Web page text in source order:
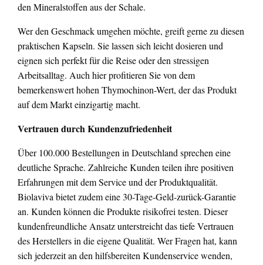
den Mineralstoffen aus der Schale.
Wer den Geschmack umgehen möchte, greift gerne zu diesen
praktischen Kapseln. Sie lassen sich leicht dosieren und
eignen sich perfekt für die Reise oder den stressigen
Arbeitsalltag. Auch hier profitieren Sie von dem
bemerkenswert hohen Thymochinon-Wert, der das Produkt
auf dem Markt einzigartig macht.
Vertrauen durch Kundenzufriedenheit
Über 100.000 Bestellungen in Deutschland sprechen eine
deutliche Sprache. Zahlreiche Kunden teilen ihre positiven
Erfahrungen mit dem Service und der Produktqualität.
Biolaviva bietet zudem eine 30-Tage-Geld-zurück-Garantie
an. Kunden können die Produkte risikofrei testen. Dieser
kundenfreundliche Ansatz unterstreicht das tiefe Vertrauen
des Herstellers in die eigene Qualität. Wer Fragen hat, kann
sich jederzeit an den hilfsbereiten Kundenservice wenden,